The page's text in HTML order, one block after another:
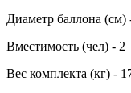
Диаметр баллона (см)
Вместимость (чел) - 2
Вес комплекта (кг) -